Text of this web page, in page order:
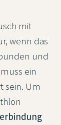
mit
wenn das
und
ein
sein. Um